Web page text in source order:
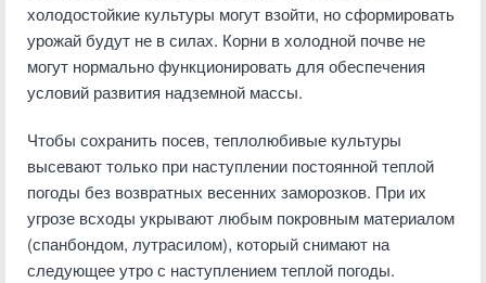
холодостойкие культуры могут взойти, но сформировать
урожай будут не в силах. Корни в холодной почве не
могут нормально функционировать для обеспечения
условий развития надземной массы.
Чтобы сохранить посев, теплолюбивые культуры
высевают только при наступлении постоянной теплой
погоды без возвратных весенних заморозков. При их
угрозе всходы укрывают любым покровным материалом
(спанбондом, лутрасилом), который снимают на
следующее утро с наступлением теплой погоды.